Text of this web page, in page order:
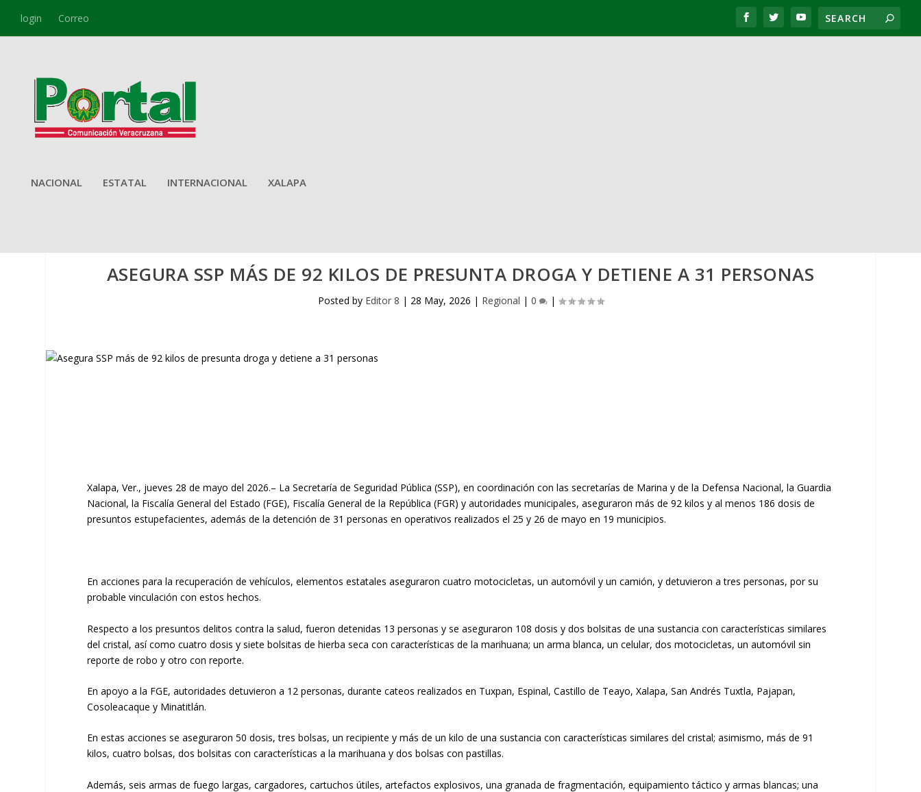
login Correo
NACIONAL ESTATAL INTERNACIONAL XALAPA
ASEGURA SSP MÁS DE 92 KILOS DE PRESUNTA DROGA Y DETIENE A 31 PERSONAS
Posted by Editor 8 | 28 May, 2026 | Regional | 0 |
Xalapa, Ver., jueves 28 de mayo del 2026.– La Secretaría de Seguridad Pública (SSP), en coordinación con las secretarías de Marina y de la Defensa Nacional, la Guardia
Nacional, la Fiscalía General del Estado (FGE), Fiscalía General de la República (FGR) y autoridades municipales, aseguraron más de 92 kilos y al menos 186 dosis de
presuntos estupefacientes, además de la detención de 31 personas en operativos realizados el 25 y 26 de mayo en 19 municipios.
En acciones para la recuperación de vehículos, elementos estatales aseguraron cuatro motocicletas, un automóvil y un camión, y detuvieron a tres personas, por su
probable vinculación con estos hechos.
Respecto a los presuntos delitos contra la salud, fueron detenidas 13 personas y se aseguraron 108 dosis y dos bolsitas de una sustancia con características similares
del cristal, así como cuatro dosis y siete bolsitas de hierba seca con características de la marihuana; un arma blanca, un celular, dos motocicletas, un automóvil sin
reporte de robo y otro con reporte.
En apoyo a la FGE, autoridades detuvieron a 12 personas, durante cateos realizados en Tuxpan, Espinal, Castillo de Teayo, Xalapa, San Andrés Tuxtla, Pajapan,
Cosoleacaque y Minatitlán.
En estas acciones se aseguraron 50 dosis, tres bolsas, un recipiente y más de un kilo de una sustancia con características similares del cristal; asimismo, más de 91
kilos, cuatro bolsas, dos bolsitas con características a la marihuana y dos bolsas con pastillas.
Además, seis armas de fuego largas, cargadores, cartuchos útiles, artefactos explosivos, una granada de fragmentación, equipamiento táctico y armas blancas; una